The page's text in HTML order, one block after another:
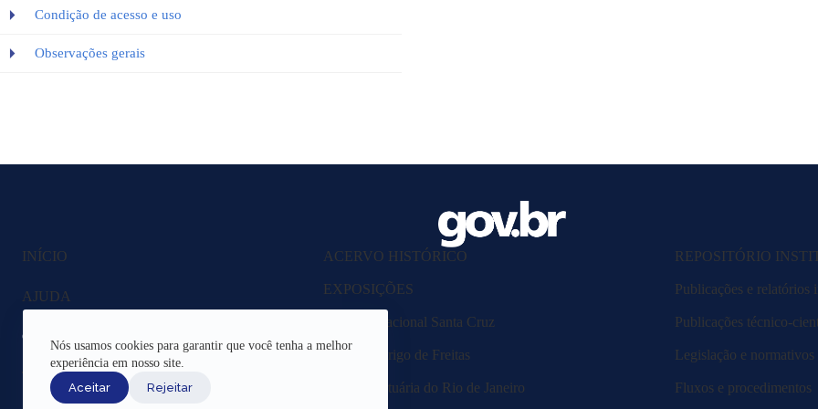
Nós usamos cookies para garantir que você tenha a melhor
experiência em nosso site.
Aceitar
Rejeitar
Condição de acesso e uso
Observações gerais
INÍCIO
AJUDA
CANAIS DE ATENDIMENTO
TERMOS DE USO
ACERVO HISTÓRICO
EXPOSIÇÕES
Fazenda Nacional Santa Cruz
Lagoa Rodrigo de Freitas
Região Portuária do Rio de Janeiro
REPOSITÓRIO
Publicações e relatórios
Publicações técnico-
Legislação e normativos
Fluxos e procedimentos